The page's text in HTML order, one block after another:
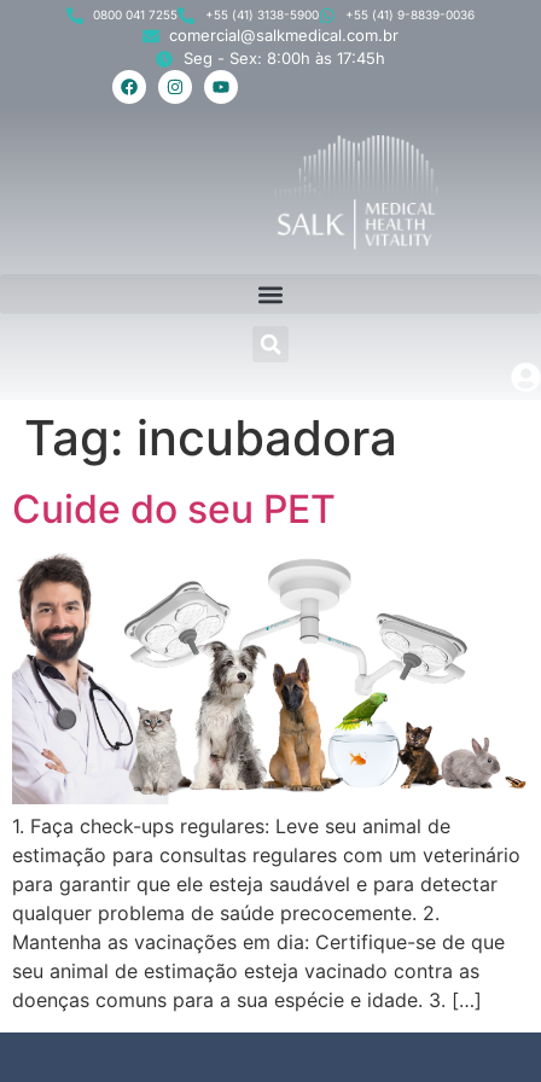
0800 041 7255 +55 (41) 3138-5900 +55 (41) 9-8839-0036
comercial@salkmedical.com.br
Seg - Sex: 8:00h às 17:45h
Tag: incubadora
Cuide do seu PET
1. Faça check-ups regulares: Leve seu animal de
estimação para consultas regulares com um veterinário
para garantir que ele esteja saudável e para detectar
qualquer problema de saúde precocemente. 2.
Mantenha as vacinações em dia: Certifique-se de que
seu animal de estimação esteja vacinado contra as
doenças comuns para a sua espécie e idade. 3. […]